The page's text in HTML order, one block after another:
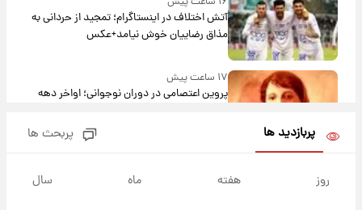
آتش اختلاف در اینستاگرام؛ تمجید از حردانی به
مذاق رضاییان خوش نیامد+عکس
۱۷ ساعت پیش
پروین اعتصامی در دوران نوجوانی؛ اواخر دهه
هسته‌ای در آسمان ظاهر شد
پربازدید ها پربحث ها
روز هفته ماه سال